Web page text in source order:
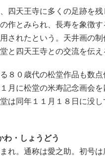
四天王寺に多くの足跡を
作とみられ、長寿を象徴
されたという。天井画の制
と四天王寺との交流を伝え
８０歳代の松堂作品も数
月に松堂の米寿記念画会
は同年１１月１８日に没
・しょうどう
れ。通称は愛之助。初号